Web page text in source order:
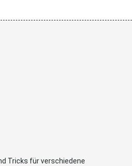
Tricks für verschiedene